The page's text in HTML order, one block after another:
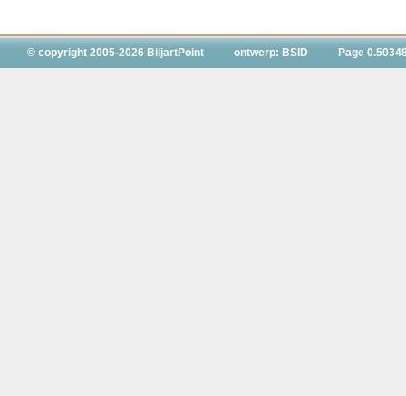
© copyright 2005-2026 BiljartPoint ontwerp: BSID Page